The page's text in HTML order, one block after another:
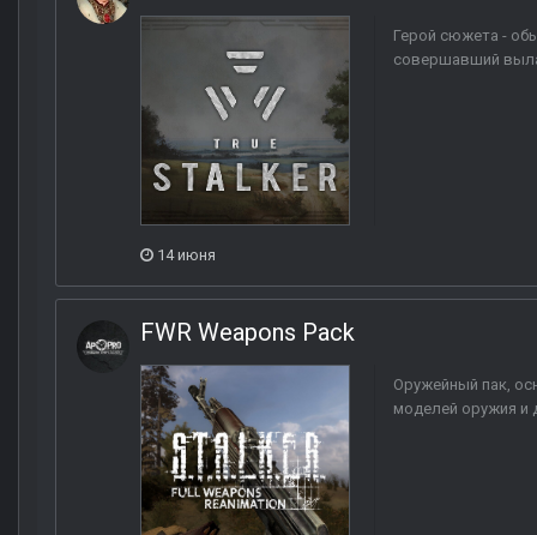
Герой сюжета -
совершавший
14 июня
FWR Weapons Pack
Оружейный пак,
моделей оружия и